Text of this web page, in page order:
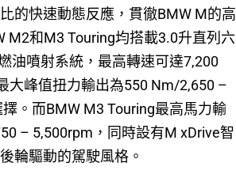
的快速動態反應，貫徹BMW M的高
M2和M3 Touring均搭載3.0升直列六
油噴射系統，最高轉速可達7,200
大峰值扭力輸出為550 Nm/2,650 –
。而BMW M3 Touring最高馬力輸
– 5,500rpm，同時設有M xDrive智
輪驅動的駕駛風格。